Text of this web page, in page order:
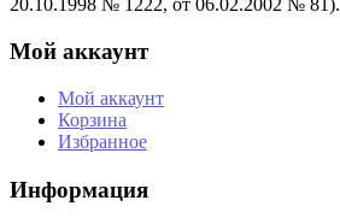
20.10.1998 № 1222, от 06.02.2002 № 81).
Мой аккаунт
Мой аккаунт
Корзина
Избранное
Информация